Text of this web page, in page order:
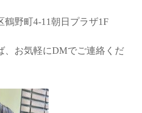
鶴野町4-11朝日プラザ1F
、お気軽にDMでご連絡くだ